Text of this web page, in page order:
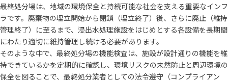
最終処分場は、地域の環境保全と持続可能な社会を支える重要なインフ
ラです。廃棄物の埋立開始から閉鎖（埋立終了）後、さらに廃止（維持
管理終了）に至るまで、浸出水処理施設をはじめとする各設備を長期間
にわたり適切に維持管理し続ける必要があります。
そのような中で、最終処分場の機能検査は、施設が設計通りの機能を維
持できているかを定期的に確認し、環境リスクの未然防止と周辺環境の
保全を図ることで、最終処分業者としての法令遵守（コンプライアン